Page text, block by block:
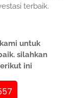
terbaik.
untuk
silahkan
ini